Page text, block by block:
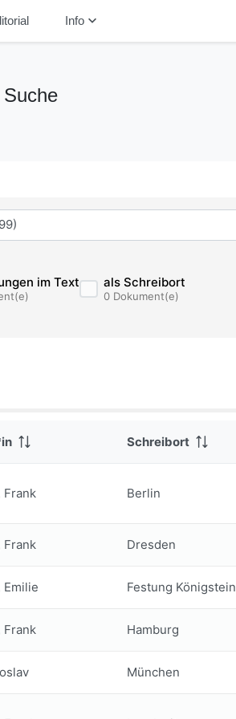
Infokeyboard_arrow_down
Suche
im Text als Schreibort
0 Dokument(e)
Schreibort
Frank Berlin
Frank Dresden
Emilie Festung Königstein
Frank Hamburg
München